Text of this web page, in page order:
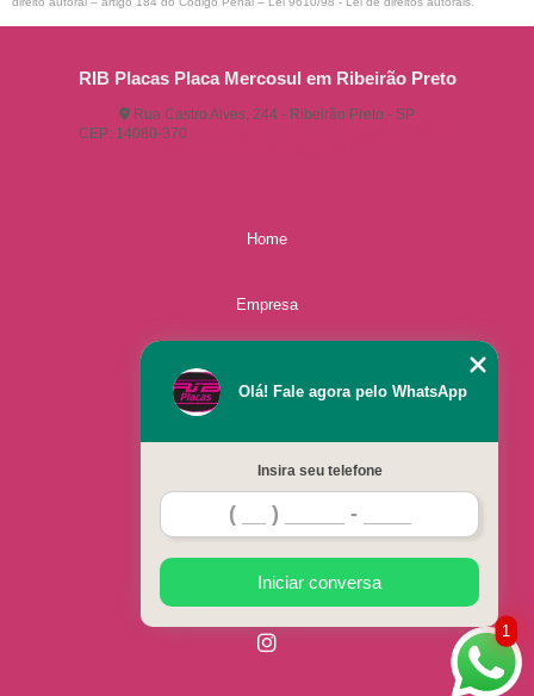
RIB Placas Placa Mercosul em Ribeirão Preto
Rua Castro Alves, 244 - Ribeirão Preto - SP
CEP: 14080-370
Home
Empresa
Contato
1
Olá! Fale agora pelo WhatsApp
Insira seu telefone
Iniciar conversa